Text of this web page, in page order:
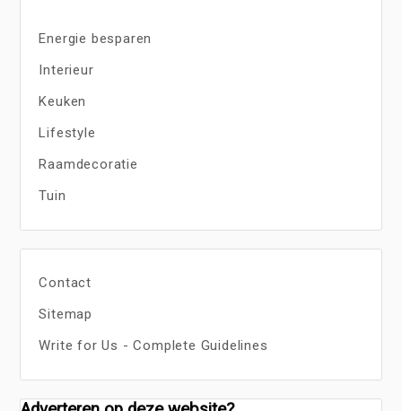
Energie besparen
Interieur
Keuken
Lifestyle
Raamdecoratie
Tuin
Contact
Sitemap
Write for Us - Complete Guidelines